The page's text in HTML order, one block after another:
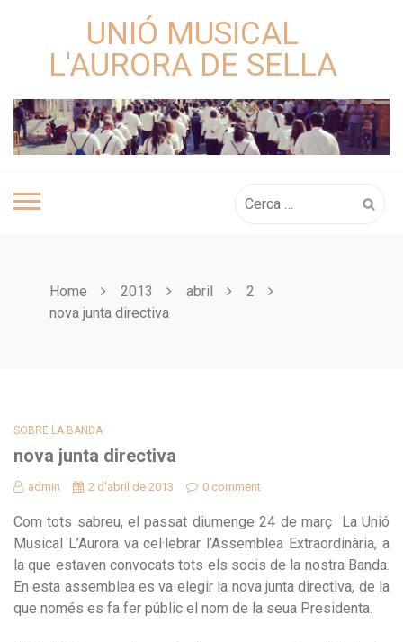
UNIÓ MUSICAL
L'AURORA DE SELLA
Home 2013 abril
2
nova junta directiva
SOBRE LA BANDA
nova junta directiva
admin 2 d'abril de 2013 0 comment
Com tots sabreu, el passat diumenge 24 de març La Unió
Musical L’Aurora va cel·lebrar l’Assemblea Extraordinària, a
la que estaven convocats tots els socis de la nostra Banda.
En esta assemblea es va elegir la nova junta directiva, de la
que només es fa fer públic el nom de la seua Presidenta.